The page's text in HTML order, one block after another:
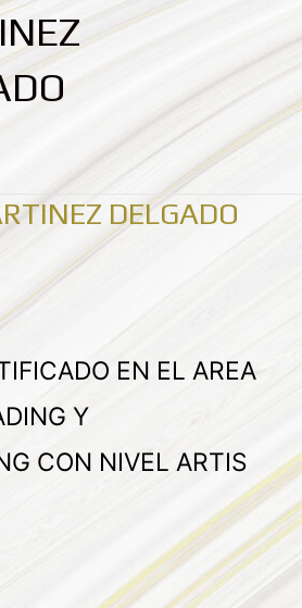
DELGADO
EN EL AREA
Y
CON NIVEL ARTIS